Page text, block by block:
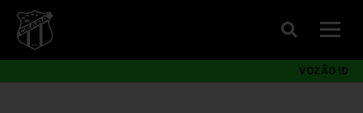
VOZÃO ID